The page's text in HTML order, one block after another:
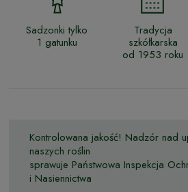
Sadzonki tylko
1 gatunku
Tradycja
szkółkarska
od 1953 roku
Kontrolowana jakość! Nadzór nad
naszych roślin
sprawuje Państwowa Inspekcja
i Nasiennictwa